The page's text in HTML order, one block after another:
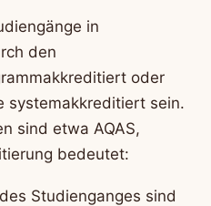
in
den
oder
systemakkreditiert sein.
sind etwa AQAS,
bedeutet:
Studienganges sind